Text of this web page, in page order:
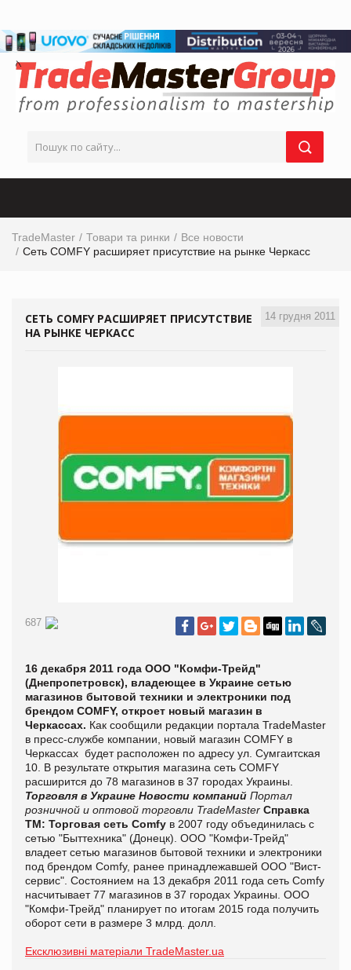
TradeMaster Товари та ринки
Все новости
Сеть COMFY расширяет присутствие на рынке Черкасс
14 грудня 2011
СЕТЬ COMFY РАСШИРЯЕТ ПРИСУТСТВИЕ
НА РЫНКЕ ЧЕРКАСС
687
16 декабря 2011 года ООО "Комфи-Трейд"
(Днепропетровск), владеющее в Украине сетью
магазинов бытовой техники и электроники под
брендом COMFY, откроет новый магазин в
Черкассах. Как сообщили редакции портала TradeMaster
в пресс-службе компании, новый магазин COMFY в
Черкассах будет расположен по адресу ул. Сумгаитская
10. В результате открытия магазина сеть COMFY
расширится до 78 магазинов в 37 городах Украины.
Торговля в Украине Новости компаний Портал
розничной и оптовой торговли TradeMaster Справка
ТМ: Торговая сеть Comfy в 2007 году объединилась с
сетью "Быттехника" (Донецк). ООО "Комфи-Трейд"
владеет сетью магазинов бытовой техники и электроники
под брендом Comfy, ранее принадлежавшей ООО "Вист-
сервис". Состоянием на 13 декабря 2011 года сеть Comfy
насчитывает 77 магазинов в 37 городах Украины. ООО
"Комфи-Трейд" планирует по итогам 2015 года получить
оборот сети в размере 3 млрд. долл.
Ексклюзивні матеріали TradeMaster.ua